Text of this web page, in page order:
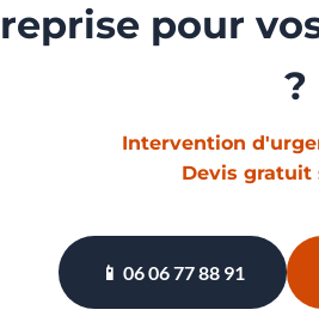
pour
?
Intervention
Devis gratuit
📱 06 06 77 88 91